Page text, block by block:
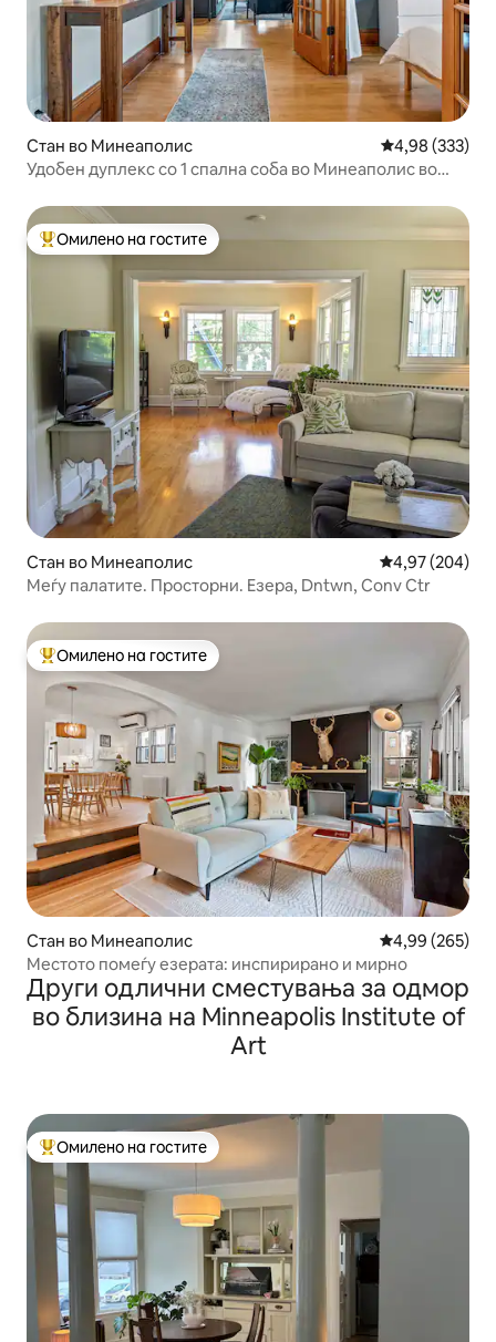
Стан во Минеаполис Просечна
4,98 (333)
Удобен дуплекс со 1 спална соба во Минеаполис во
Меѓу најуспешните „Омилени на гостите“
Омилено на гостите
Стан во Минеаполис Просечна
4,97 (204)
Меѓу палатите. Просторни. Езера, Dntwn, Conv Ctr
Меѓу најуспешните „Омилени на гостите“
Омилено на гостите
Стан во Минеаполис Просечна
4,99 (265)
Местото помеѓу езерата: инспирирано и мирно
Други одлични сместувања за одмор
во близина на Minneapolis Institute of
Art
Меѓу најуспешните „Омилени на гостите“
Омилено на гостите